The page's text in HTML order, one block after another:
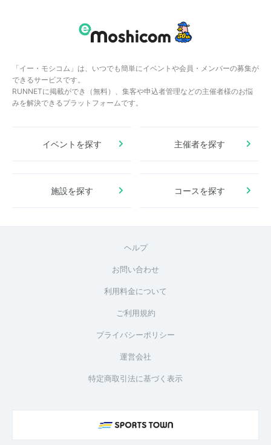
「イー・モシコム」は、いつでも簡単にイベントや会員・メンバーの募集が
できるサービスです。
RUNNETに掲載ができ（無料）、集客や申込者管理などの主催者様のお悩
みを解決できるプラットフォームです。
イベントを探す 主催者を探す
施設を探す コースを探す
ヘルプ
お問い合わせ
利用料金について
ご利用規約
プライバシーポリシー
運営会社
特定商取引法に基づく表示